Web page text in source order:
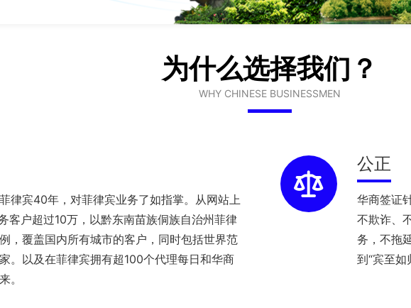
为什么选择我们？
WHY CHINESE BUSINESSMEN
律宾40年，对菲律宾业务了如指掌。从网站上
客户超过10万，以黔东南苗族侗族自治州菲律
，覆盖国内所有城市的客户，同时包括世界范
。以及在菲律宾拥有超100个代理每日和华商
。
公正
华商签证
不欺诈、
务，不拖
到“宾至如